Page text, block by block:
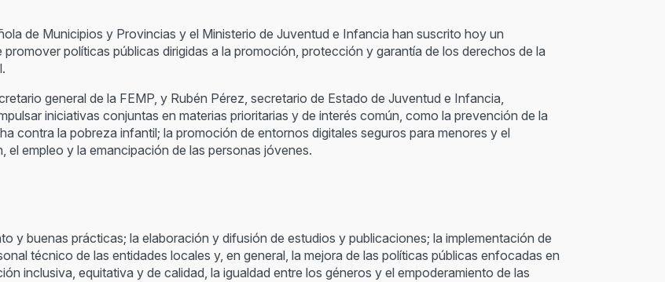
de Municipios y Provincias y el Ministerio de Juventud e Infancia han suscrito hoy un
políticas públicas dirigidas a la promoción, protección y garantía de los derechos de la
general de la FEMP, y Rubén Pérez, secretario de Estado de Juventud e Infancia,
iniciativas conjuntas en materias prioritarias y de interés común, como la prevención de la
contra la pobreza infantil; la promoción de entornos digitales seguros para menores y el
empleo y la emancipación de las personas jóvenes.
y buenas prácticas; la elaboración y difusión de estudios y publicaciones; la implementación de
técnico de las entidades locales y, en general, la mejora de las políticas públicas enfocadas en
inclusiva, equitativa y de calidad, la igualdad entre los géneros y el empoderamiento de las